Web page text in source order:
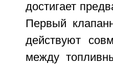
достигает
Первый
действуют
между